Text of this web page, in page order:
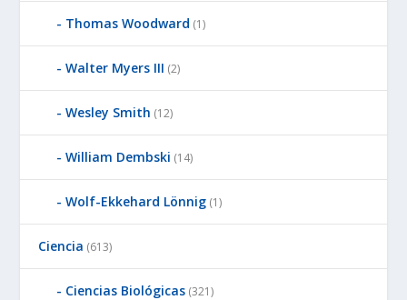
Thomas Woodward (1)
Walter Myers III (2)
Wesley Smith (12)
William Dembski (14)
Wolf-Ekkehard Lönnig (1)
Ciencia (613)
Ciencias Biológicas (321)